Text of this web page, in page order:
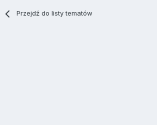
Przejdź do listy tematów